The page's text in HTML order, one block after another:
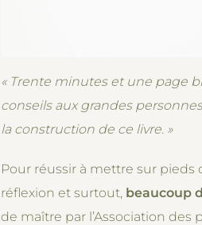
« Trente minutes et une page
conseils aux grandes
la construction de ce livre. »
Pour réussir à mettre sur pieds
réflexion et surtout, beaucoup
de maître par l’Association des